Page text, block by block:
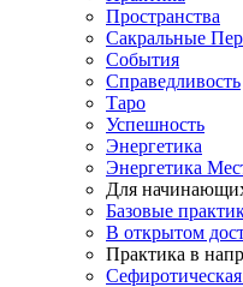
Пространства
Сакральные
События
Справедливость
Таро
Успешность
Энергетика
Энергетика
Для
Базовые
В открытом
Практика в